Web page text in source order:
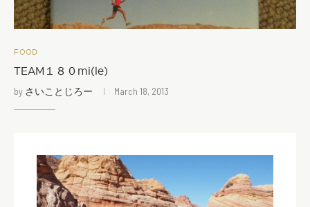
FOOD
TEAM１８０mi(le)
by さいことじろー March 18, 2013